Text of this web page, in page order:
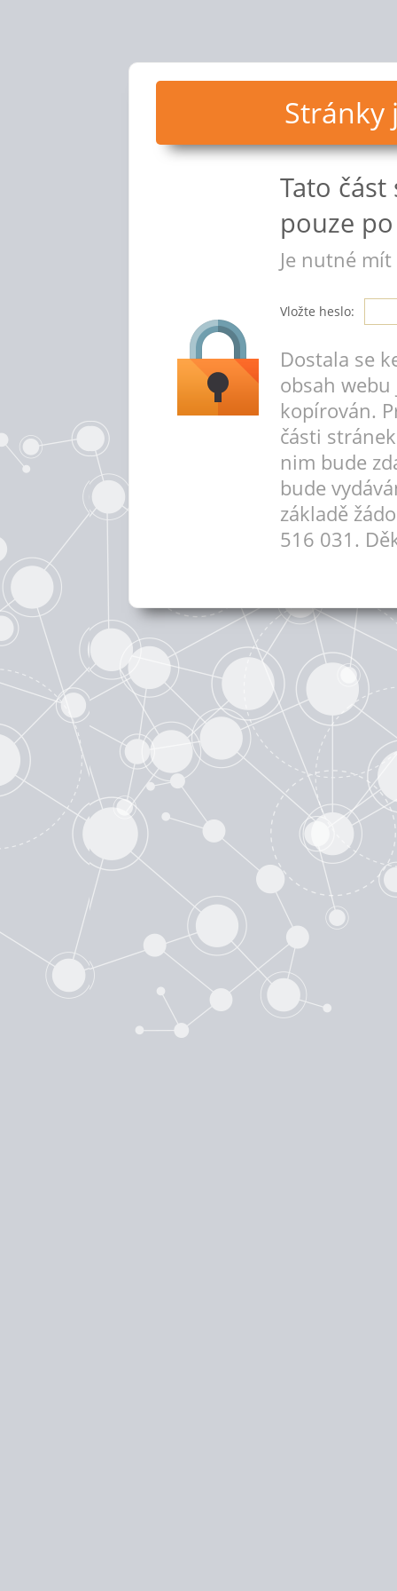
Stránky
Tato
pouze
Je nutné
Vložte heslo:
Dostala se
obsah webu
kopírován.
části
nim bude
bude
základě
516 031.